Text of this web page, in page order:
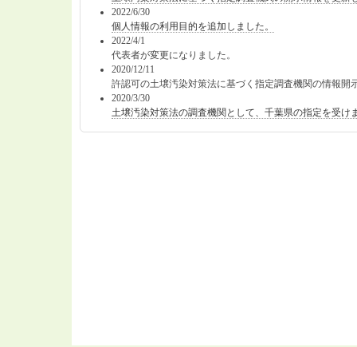
2022/6/30
個人情報の利用目的を追加しました。
2022/4/1
代表者が変更になりました。
2020/12/11
許認可の土壌汚染対策法に基づく指定調査機関の情報開
2020/3/30
土壌汚染対策法の調査機関として、千葉県の指定を受け